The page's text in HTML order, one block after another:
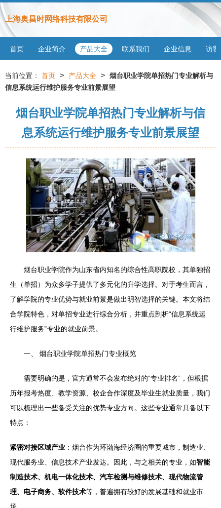
上海奥昌时网络科技有限公司
首页 企业简介 产品大全 联系我们 企业信息 访客
当前位置： 首页 > 产品大全 > 烟台职业学院单招热门专业解析与
信息系统运行维护服务专业前景展望
烟台职业学院单招热门专业解析与信
息系统运行维护服务专业前景展望
烟台职业学院作为山东省内知名的综合性高职院校，其单独招
生（单招）为众多学子提供了多元化的升学选择。对于考生而言，
了解学院的专业优势与就业前景是做出明智选择的关键。本文将结
合学院特色，对单招专业进行综合分析，并重点剖析“信息系统运
行维护服务”专业的就业前景。
一、 烟台职业学院单招热门专业概览
需要明确的是，官方通常不会发布绝对的“专业排名”，但根据
历年报考热度、教学资源、校企合作深度及毕业生就业质量，我们
可以梳理出一些备受关注的优势专业方向。这些专业通常具备以下
特点：
紧密对接区域产业 ：烟台作为环渤海经济圈的重要城市，制造业、
现代服务业、信息技术产业发达。因此，与之相关的专业，如智能
制造技术、机电一体化技术、汽车检测与维修技术、现代物流管
理、电子商务、软件技术等，普遍拥有较好的发展基础和就业市